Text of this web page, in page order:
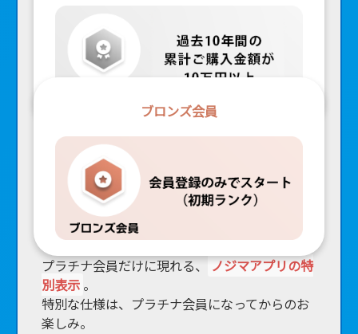
ブロンズ会員
プラチナ会員だけに現れる、ノジマアプリの特
別表示 。
特別な仕様は、プラチナ会員になってからのお
楽しみ。